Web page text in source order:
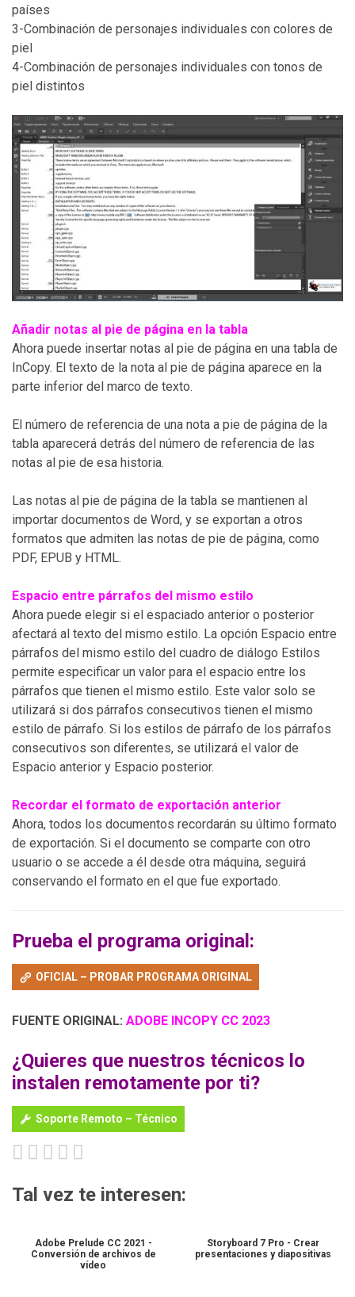
países
3-Combinación de personajes individuales con colores de
piel
4-Combinación de personajes individuales con tonos de
piel distintos
Añadir notas al pie de página en la tabla
Ahora puede insertar notas al pie de página en una tabla de
InCopy. El texto de la nota al pie de página aparece en la
parte inferior del marco de texto.
El número de referencia de una nota a pie de página de la
tabla aparecerá detrás del número de referencia de las
notas al pie de esa historia.
Las notas al pie de página de la tabla se mantienen al
importar documentos de Word, y se exportan a otros
formatos que admiten las notas de pie de página, como
PDF, EPUB y HTML.
Espacio entre párrafos del mismo estilo
Ahora puede elegir si el espaciado anterior o posterior
afectará al texto del mismo estilo. La opción Espacio entre
párrafos del mismo estilo del cuadro de diálogo Estilos
permite especificar un valor para el espacio entre los
párrafos que tienen el mismo estilo. Este valor solo se
utilizará si dos párrafos consecutivos tienen el mismo
estilo de párrafo. Si los estilos de párrafo de los párrafos
consecutivos son diferentes, se utilizará el valor de
Espacio anterior y Espacio posterior.
Recordar el formato de exportación anterior
Ahora, todos los documentos recordarán su último formato
de exportación. Si el documento se comparte con otro
usuario o se accede a él desde otra máquina, seguirá
conservando el formato en el que fue exportado.
Prueba el programa original:
OFICIAL – PROBAR PROGRAMA ORIGINAL
FUENTE ORIGINAL: ADOBE INCOPY CC 2023
¿Quieres que nuestros técnicos lo
instalen remotamente por ti?
Soporte Remoto – Técnico
Tal vez te interesen:
Adobe Prelude CC 2021 -
Conversión de archivos de
vídeo
Storyboard 7 Pro - Crear
presentaciones y diapositivas